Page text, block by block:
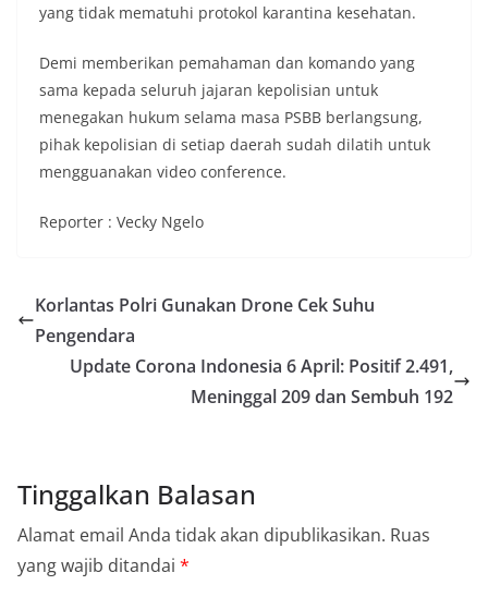
yang tidak mematuhi protokol karantina kesehatan.
Demi memberikan pemahaman dan komando yang
sama kepada seluruh jajaran kepolisian untuk
menegakan hukum selama masa PSBB berlangsung,
pihak kepolisian di setiap daerah sudah dilatih untuk
mengguanakan video conference.
Reporter : Vecky Ngelo
Korlantas Polri Gunakan Drone Cek Suhu
Pengendara
Update Corona Indonesia 6 April: Positif 2.491,
Meninggal 209 dan Sembuh 192
Tinggalkan Balasan
Alamat email Anda tidak akan dipublikasikan. Ruas
yang wajib ditandai *